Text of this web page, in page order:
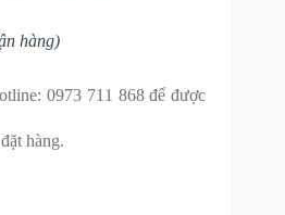
hàng)
0973 711 868 để được
hàng.